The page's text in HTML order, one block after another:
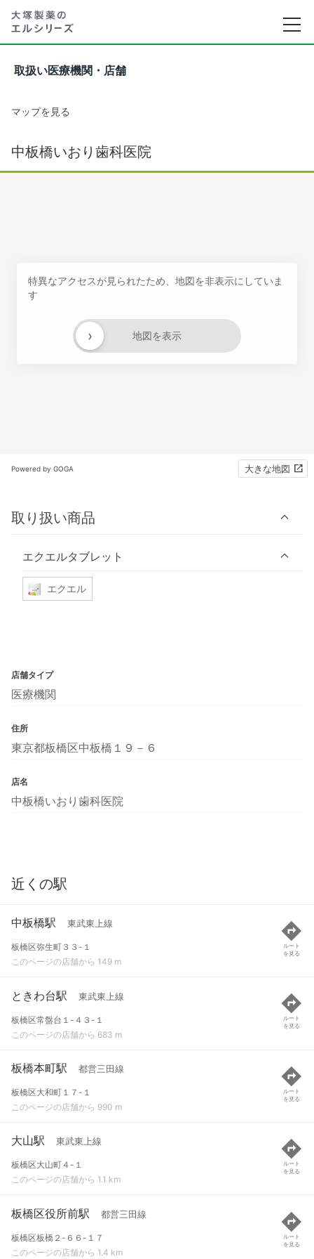
取扱い医療機関・店舗
マップを見る
中板橋いおり歯科医院
特異なアクセスが見られたため、地図を非表示にしていま
す
地図を表示
›
Powered by GOGA 大きな地図
取り扱い商品
エクエルタブレット
エクエル
店舗タイプ
医療機関
住所
東京都板橋区中板橋１９－６
店名
中板橋いおり歯科医院
近くの駅
中板橋駅 東武東上線
板橋区弥生町３３-１
このページの店舗から 149 m
ルート
を見る
ときわ台駅 東武東上線
板橋区常盤台１-４３-１
このページの店舗から 683 m
ルート
を見る
板橋本町駅 都営三田線
板橋区大和町１７-１
このページの店舗から 990 m
ルート
を見る
大山駅 東武東上線
板橋区大山町４-１
このページの店舗から 1.1 km
ルート
を見る
板橋区役所前駅 都営三田線
板橋区板橋２-６６-１７
このページの店舗から 1.4 km
ルート
を見る